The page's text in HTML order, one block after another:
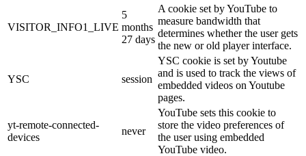
VISITOR_INFO1_LIVE
5
months
27 days
A cookie set by YouTube to
measure bandwidth that
determines whether the user gets
the new or old player interface.
YSC session
YSC cookie is set by Youtube
and is used to track the views of
embedded videos on Youtube
pages.
yt-remote-connected-
devices
never
YouTube sets this cookie to
store the video preferences of
the user using embedded
YouTube video.